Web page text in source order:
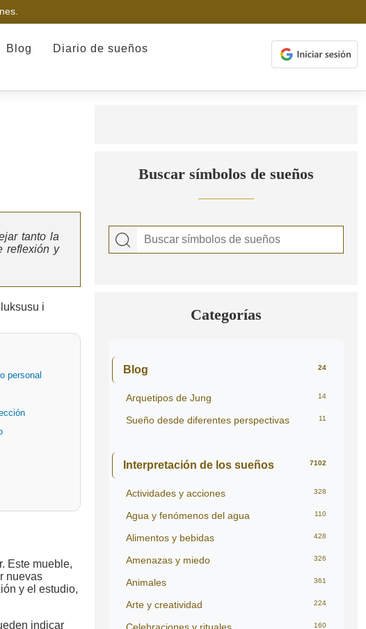
Blog Diario de sueños
tanto la
reflexión y
personal
Este mueble,
nuevas
y el estudio,
indicar
Buscar símbolos de sueños
Categorías
Blog 24
Arquetipos de Jung 14
Sueño desde diferentes perspectivas 11
Interpretación de los sueños 7102
Actividades y acciones 328
Agua y fenómenos del agua 110
Alimentos y bebidas 428
Amenazas y miedo 326
Animales 361
Arte y creatividad 224
160